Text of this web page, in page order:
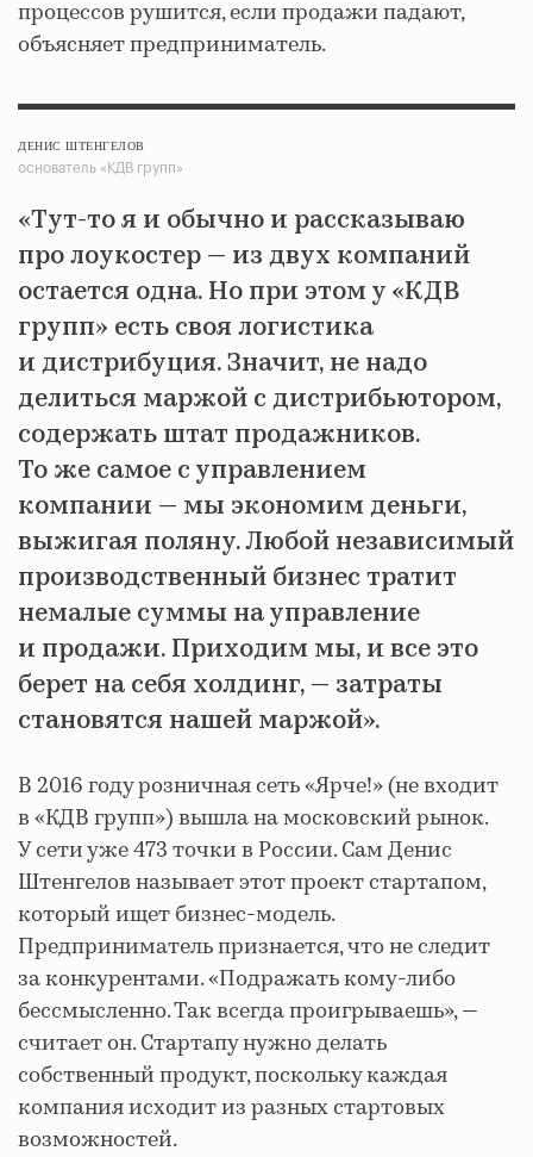
процессов рушится, если продажи падают,
объясняет предприниматель.
ДЕНИС ШТЕНГЕЛОВ
основатель «КДВ групп»
«Тут-то я и обычно и рассказываю
про лоукостер — из двух компаний
остается одна. Но при этом у «КДВ
групп» есть своя логистика
и дистрибуция. Значит, не надо
делиться маржой с дистрибьютором,
содержать штат продажников.
То же самое с управлением
компании — мы экономим деньги,
выжигая поляну. Любой независимый
производственный бизнес тратит
немалые суммы на управление
и продажи. Приходим мы, и все это
берет на себя холдинг, — затраты
становятся нашей маржой».
В 2016 году розничная сеть «Ярче!» (не входит
в «КДВ групп») вышла на московский рынок.
У сети уже 473 точки в России. Сам Денис
Штенгелов называет этот проект стартапом,
который ищет бизнес-модель.
Предприниматель признается, что не следит
за конкурентами. «Подражать кому-либо
бессмысленно. Так всегда проигрываешь», —
считает он. Стартапу нужно делать
собственный продукт, поскольку каждая
компания исходит из разных стартовых
возможностей.